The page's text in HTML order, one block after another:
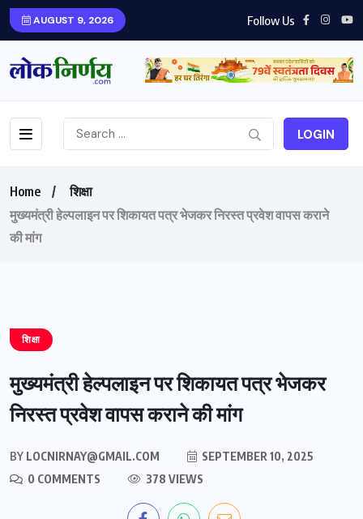
AUGUST 9, 2026 Follow Us
LOGIN
Home
शिक्षा
मुख्यमंत्री हेल्पलाइन पर शिकायत पत्र भेजकर निरस्त प्रवेश वापस कराने
की मांग
शिक्षा
मुख्यमंत्री हेल्पलाइन पर शिकायत पत्र भेजकर
निरस्त प्रवेश वापस कराने की मांग
BY LOCNIRNAY@GMAIL.COM
SEPTEMBER 10, 2025
0 COMMENTS
378 VIEWS